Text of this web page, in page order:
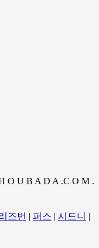
O U B A D A .C O M .
즈번 | 퍼스 | 시드니 |